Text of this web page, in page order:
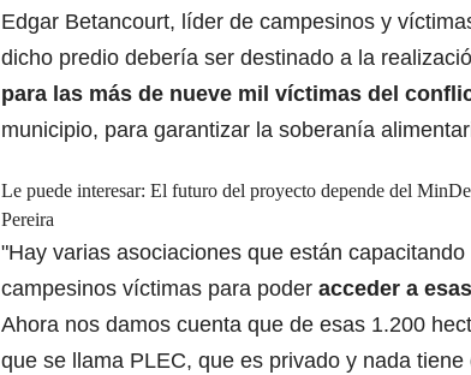
Edgar Betancourt, líder de campesinos y
dicho predio debería ser destinado a la
para las más de nueve mil víctimas del
municipio, para garantizar la soberanía
Le puede interesar: El futuro del proyecto depende del
Pereira
"Hay varias asociaciones que están
campesinos víctimas para poder acceder a
Ahora nos damos cuenta que de esas 1.200
que se llama PLEC, que es privado y nada